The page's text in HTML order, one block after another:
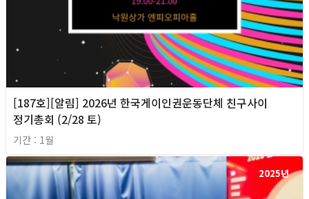
[187호][알림] 2026년 한국게이인권운동단체 친구사이
정기총회 (2/28 토)
기간 : 1월
2025년